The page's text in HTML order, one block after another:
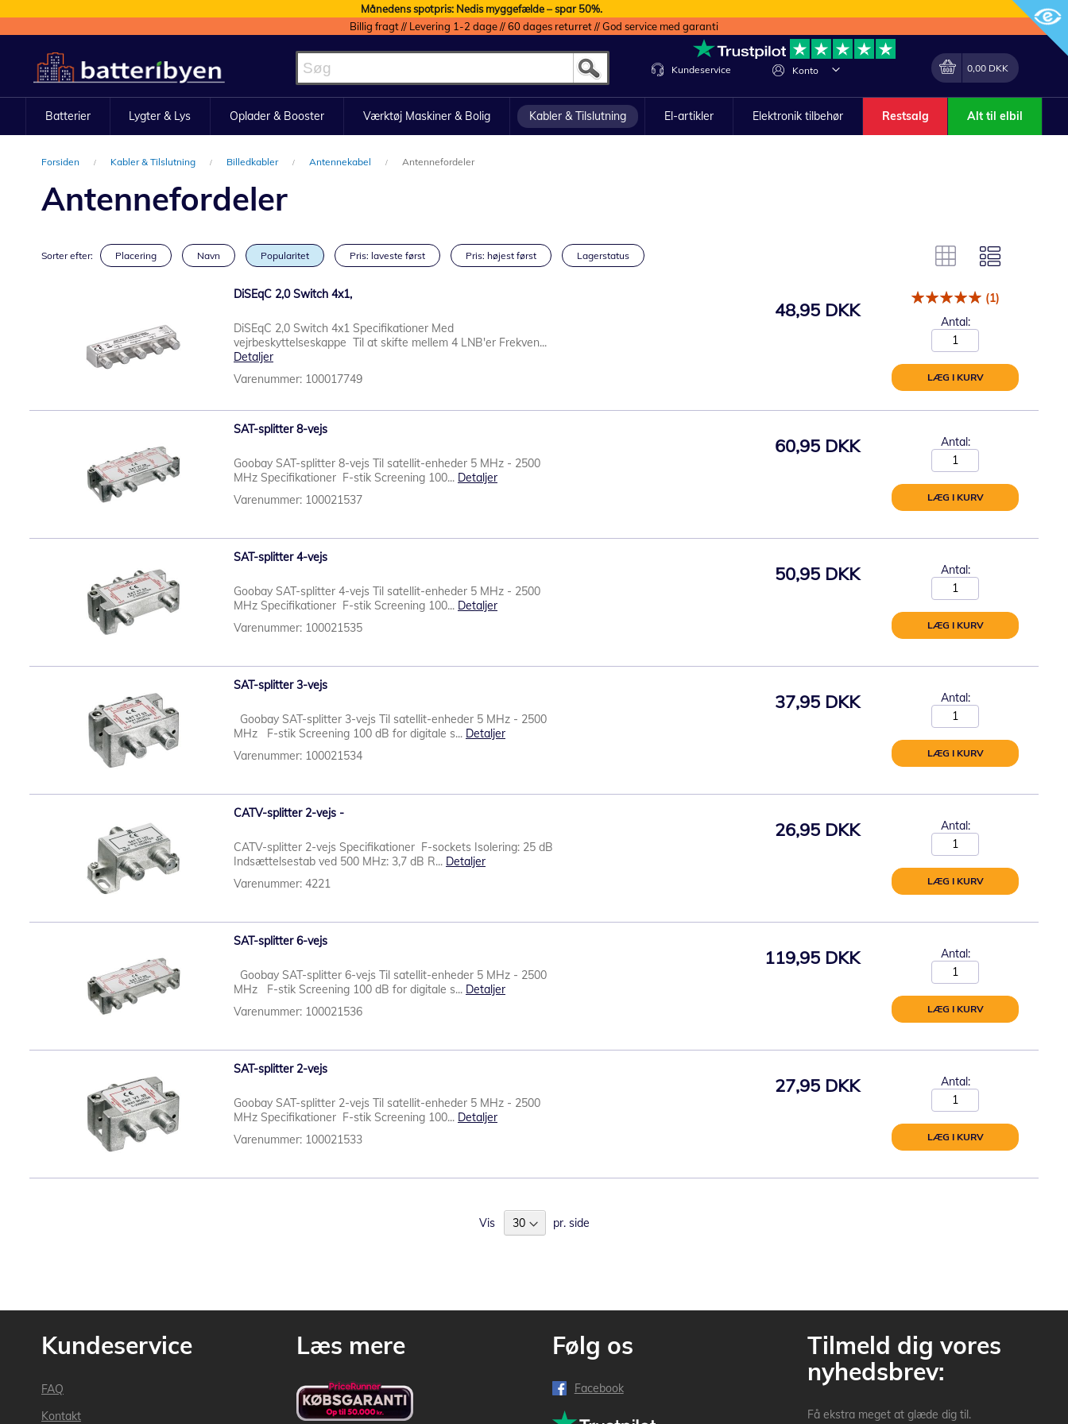
Månedens spotpris: Nedis myggefælde – spar 50%.
Billig fragt // Levering 1-2 dage // 60 dages returret // God service med garanti
to
Content
Konto
Lave
Min indkøbskurv
0,00 DKK
Kundeservice
Batterier Lygter & Lys Oplader & Booster Værktøj Maskiner & Bolig Kabler & Tilslutning El-artikler Elektronik tilbehør Restsalg Alt til elbil
Forsiden Kabler & Tilslutning Billedkabler Antennekabel Antennefordeler
Antennefordeler
Sorter efter: Placering Navn Popularitet Pris: laveste først Pris: højest først Lagerstatus
DiSEqC 2,0 Switch 4x1,
DiSEqC 2,0 Switch 4x1 Specifikationer Med
vejrbeskyttelseskappe Til at skifte mellem 4 LNB'er Frekven...
Detaljer
Varenummer: 100017749
48,95 DKK
(1)
Antal:
LÆG I KURV
SAT-splitter 8-vejs
Goobay SAT-splitter 8-vejs Til satellit-enheder 5 MHz - 2500
MHz Specifikationer F-stik Screening 100... Detaljer
Varenummer: 100021537
60,95 DKK Antal:
LÆG I KURV
SAT-splitter 4-vejs
Goobay SAT-splitter 4-vejs Til satellit-enheder 5 MHz - 2500
MHz Specifikationer F-stik Screening 100... Detaljer
Varenummer: 100021535
50,95 DKK Antal:
LÆG I KURV
SAT-splitter 3-vejs
Goobay SAT-splitter 3-vejs Til satellit-enheder 5 MHz - 2500
MHz F-stik Screening 100 dB for digitale s... Detaljer
Varenummer: 100021534
37,95 DKK Antal:
LÆG I KURV
CATV-splitter 2-vejs -
CATV-splitter 2-vejs Specifikationer F-sockets Isolering: 25 dB
Indsættelsestab ved 500 MHz: 3,7 dB R... Detaljer
Varenummer: 4221
26,95 DKK Antal:
LÆG I KURV
SAT-splitter 6-vejs
Goobay SAT-splitter 6-vejs Til satellit-enheder 5 MHz - 2500
MHz F-stik Screening 100 dB for digitale s... Detaljer
Varenummer: 100021536
119,95 DKK Antal:
LÆG I KURV
SAT-splitter 2-vejs
Goobay SAT-splitter 2-vejs Til satellit-enheder 5 MHz - 2500
MHz Specifikationer F-stik Screening 100... Detaljer
Varenummer: 100021533
27,95 DKK Antal:
LÆG I KURV
Vis pr. side
Kundeservice
FAQ
Kontakt
Læs mere Følg os
Facebook
Tilmeld dig vores
nyhedsbrev:
Få ekstra meget at glæde dig til.